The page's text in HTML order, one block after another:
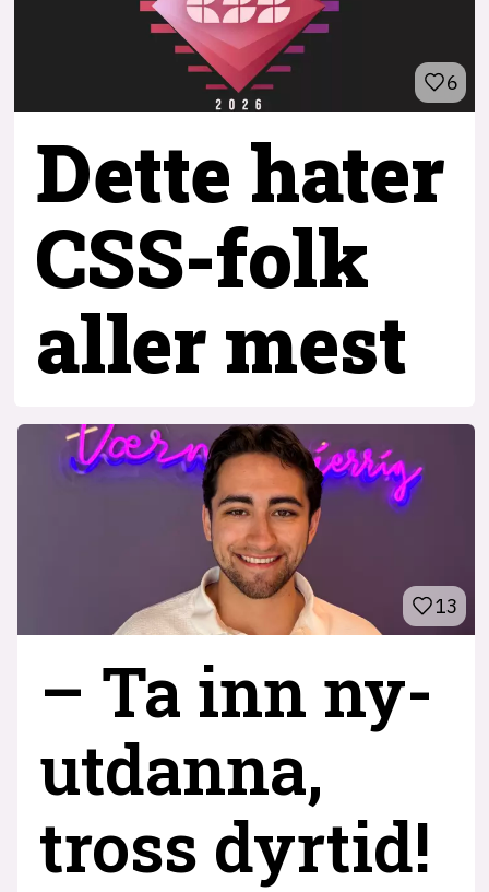
6
Dette hater
CSS-folk
aller mest
13
– Ta inn ny­
utdanna,
tross dyrtid!